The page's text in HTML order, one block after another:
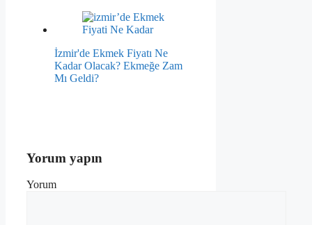
İzmir'de Ekmek Fiyatı Ne
Kadar Olacak? Ekmeğe Zam
Mı Geldi?
Yorum yapın
Yorum